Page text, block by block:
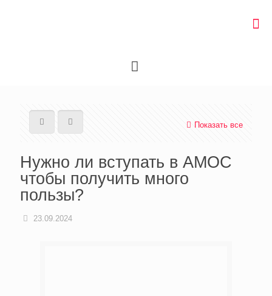
Показать все
Нужно ли вступать в АМОС
чтобы получить много
пользы?
23.09.2024